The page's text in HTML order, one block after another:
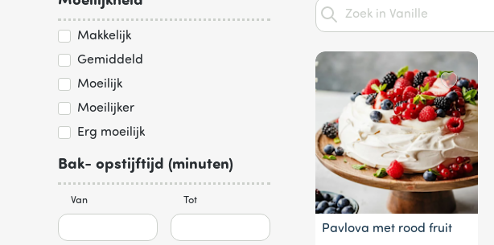
Makkelijk
Gemiddeld
Moeilijk
Moeilijker
Erg moeilijk
Bak- opstijftijd (minuten)
Van Tot
Pavlova met rood fruit